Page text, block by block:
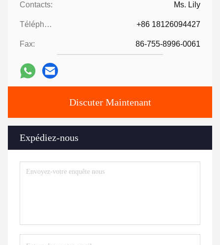
Contacts: Ms. Lily
Téléphone: +86 18126094427
Fax: 86-755-8996-0061
Discuter Maintenant
Expédiez-nous